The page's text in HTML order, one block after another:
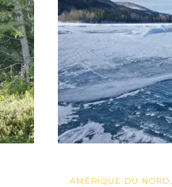
AMÉRIQUE DU NORD,